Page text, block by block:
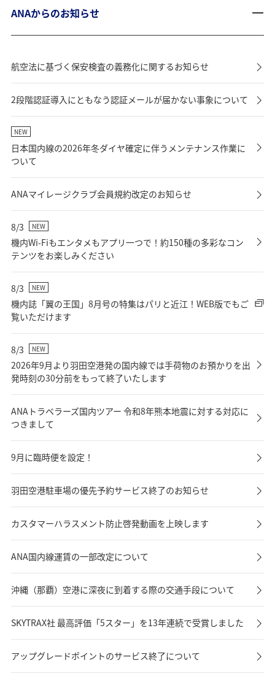
ANAからのお知らせ
航空法に基づく保安検査の義務化に関するお知らせ
2段階認証導入にともなう認証メールが届かない事象について
NEW
日本国内線の2026年冬ダイヤ確定に伴うメンテナンス作業に
ついて
ANAマイレージクラブ会員規約改定のお知らせ
8/3 NEW
機内Wi-Fiもエンタメもアプリ一つで！約150種の多彩なコン
テンツをお楽しみください
8/3 NEW
機内誌「翼の王国」8月号の特集はパリと近江！WEB版でもご
覧いただけます
8/3 NEW
2026年9月より羽田空港発の国内線では手荷物のお預かりを出
発時刻の30分前をもって終了いたします
ANAトラベラーズ国内ツアー 令和8年熊本地震に対する対応に
つきまして
9月に臨時便を設定！
羽田空港駐車場の優先予約サービス終了のお知らせ
カスタマーハラスメント防止啓発動画を上映します
ANA国内線運賃の一部改定について
沖縄（那覇）空港に深夜に到着する際の交通手段について
SKYTRAX社 最高評価「5スター」を13年連続で受賞しました
アップグレードポイントのサービス終了について